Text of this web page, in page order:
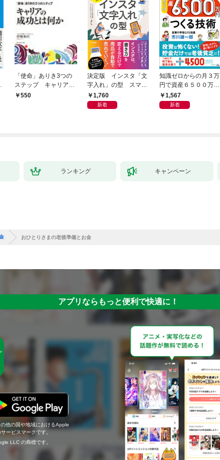
「使命」ありき3つの
ステップ キャリアの
成功とは何か
550
決定版 インスタ「文
字入れ」の型 スマホ
１画面で心をつかむ
「言葉のテンプレー
1,760
新着
知識ゼロからの月３万
円で資産６５００万円
つくる技術
1,567
新着
ランキング キャンペーン
おひとりさまの老後準備とお金
アプリならもっと便利で快適に！
他の国や地域におけるApple
ービスマークです。
LLC の商標です。